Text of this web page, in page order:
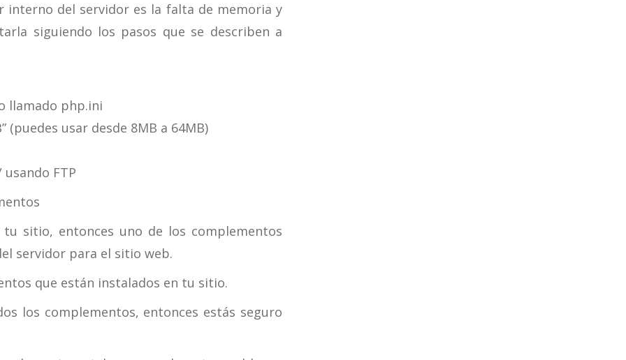
interno del servidor es la falta de memoria y
siguiendo los pasos que se describen a
llamado php.ini
(puedes usar desde 8MB a 64MB)
FTP
sitio, entonces uno de los complementos
servidor para el sitio web.
que están instalados en tu sitio.
los complementos, entonces estás seguro